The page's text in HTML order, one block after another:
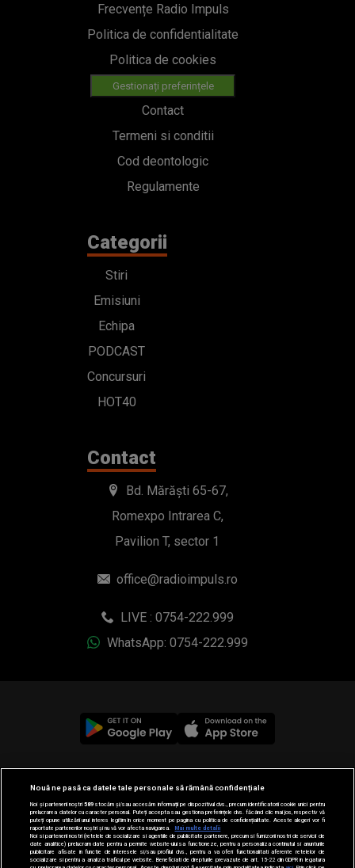
Frecvențe Radio Impuls
Politica de confidentialitate
Politica de cookies
Gestionați preferințele
Contact
Termeni si conditii
Cod deontologic
Regulamente
Categorii
Stiri
Emisiuni
Echipa
PODCAST
Concursuri
HOT40
Contact
Bd. Mărăști 65-67,
Romexpo Intrarea C,
Pavilion T, sector 1
office@radioimpuls.ro
LIVE : 0754-222.999
WhatsApp: 0754-222.999
© 2019-2026 DOGAN MEDIA INTERNATIONAL SA, Toate
drepturile rezervate.
Nouă ne pasă ca datele tale personale să rămână confidențiale
Noi și partenerii noștri589stocăm și/sau accesăm informații pe dispozitivul dvs., precum identificatorii cookie unici pentru
prelucrarea datelor cu caracter personal. Puteți accepta sau gestiona preferințele dvs. făcând clic mai jos, respectiv vă
puteți opune utilizării unui interes legitim în orice moment pe pagina cu politica de confidențialitate. Aceste alegeri vor fi
raportate partenerilor noștri și nu vă vor afecta navigarea.
Mai multe detalii
Noi si partenerii nostri (retelele de socializare si agentiile de publicitate partenere, precum si furnizorii nostri de servicii de
date analitice) prelucram date pentru a permite website-ului sa functioneze, pentru a personaliza continutul si anunturile
publicitare afisate in functie de interesele si/sau profilul dvs., pentru a va oferi functionalitati aferente retelelor de
socializare si pentru a analiza traficul pe website. Beneficiati de drepturile prevazute de art. 15-22 din GDPR in legatura